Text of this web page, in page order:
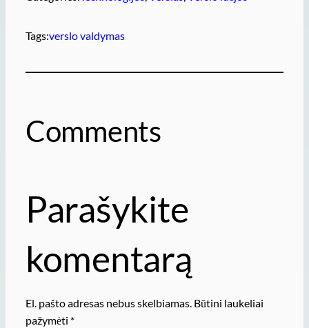
Tags:verslo valdymas
Comments
Parašykite
komentarą
El. pašto adresas nebus skelbiamas. Būtini laukeliai
pažymėti *